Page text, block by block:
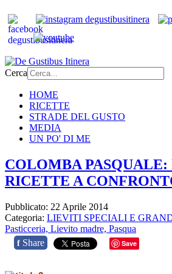
Cerca
HOME
RICETTE
STRADE DEL GUSTO
MEDIA
UN PO' DI ME
COLOMBA PASQUALE:
RICETTE A
Pubblicato: 22 Aprile 2014
Categoria: LIEVITI SPECIALI E
Pasticceria, Lievito madre, Pasqua
f Share Save